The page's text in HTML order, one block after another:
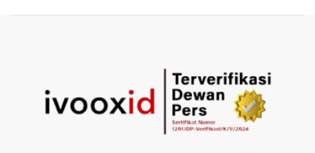
KKI Sebut Ada 10 Nakes Diduga Beri Komentar Nirempati
pada Unggahan Pasien BPJS Kesehatan